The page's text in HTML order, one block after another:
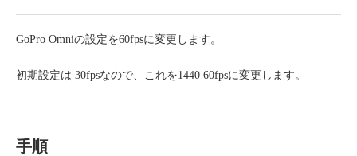
GoPro Omniの設定を60fpsに変更します。
初期設定は 30fpsなので、これを1440 60fpsに変更します。
手順